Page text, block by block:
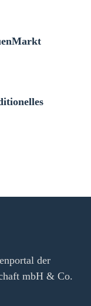
der
mbH & Co.